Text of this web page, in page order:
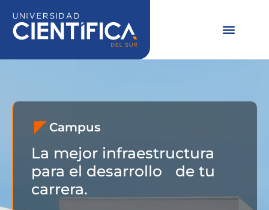
contenido
Campus
La mejor infraestructura
para el desarrollo de tu
carrera.